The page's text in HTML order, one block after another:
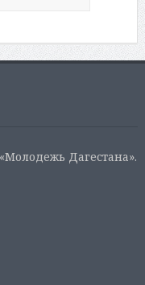
Дагестана».